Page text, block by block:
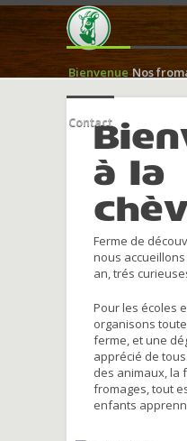
Bienvenue Nos
Contact
à la
Ferme de
nous
an, trés
Pour les écoles
organisons
ferme, et une
apprécié de
des animaux, la
fromages, tout
enfants